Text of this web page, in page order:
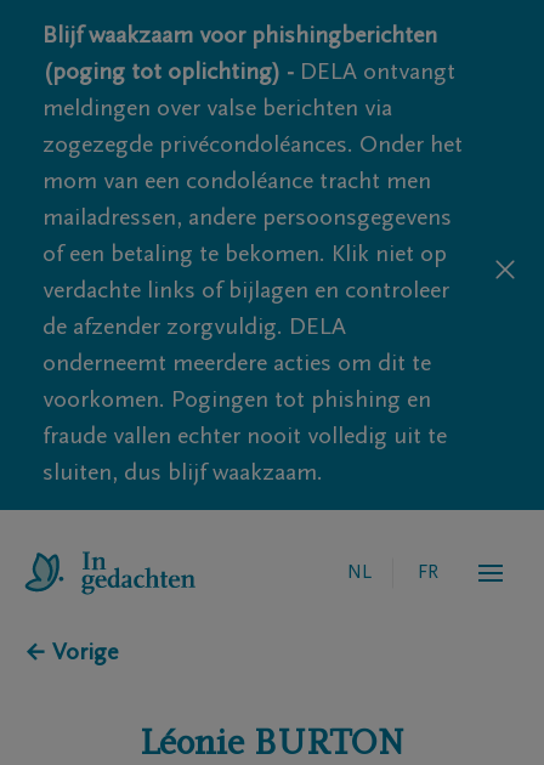
Blijf waakzaam voor phishingberichten
(poging tot oplichting) - DELA ontvangt
meldingen over valse berichten via
zogezegde privécondoléances. Onder het
mom van een condoléance tracht men
mailadressen, andere persoonsgegevens
of een betaling te bekomen. Klik niet op
verdachte links of bijlagen en controleer
de afzender zorgvuldig. DELA
onderneemt meerdere acties om dit te
voorkomen. Pogingen tot phishing en
fraude vallen echter nooit volledig uit te
sluiten, dus blijf waakzaam.
NL FR
← Vorige
Léonie BURTON